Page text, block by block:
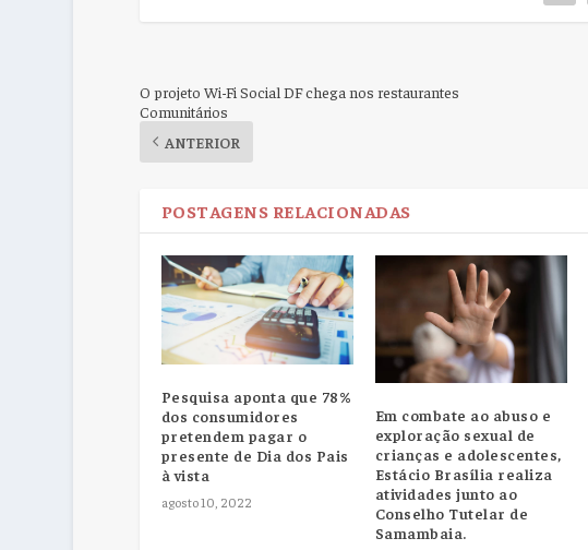
O projeto Wi-Fi Social DF chega nos restaurantes
Comunitários
ANTERIOR
POSTAGENS RELACIONADAS
Pesquisa aponta que 78%
dos consumidores
pretendem pagar o
presente de Dia dos Pais
à vista
agosto 10, 2022
Em combate ao abuso e
exploração sexual de
crianças e adolescentes,
Estácio Brasília realiza
atividades junto ao
Conselho Tutelar de
Samambaia.